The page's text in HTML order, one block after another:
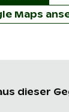
Maps
dieser